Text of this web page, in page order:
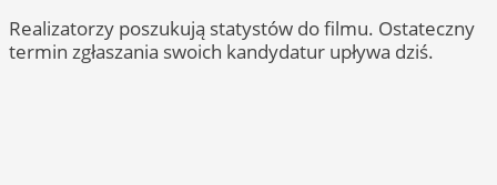
Realizatorzy poszukują statystów do filmu. Ostateczny
termin zgłaszania swoich kandydatur upływa dziś.